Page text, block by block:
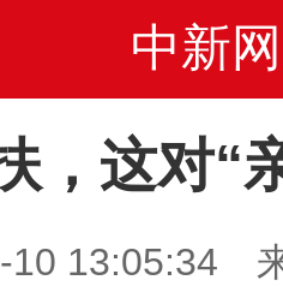
中新网
，这对“
10 13:05:34